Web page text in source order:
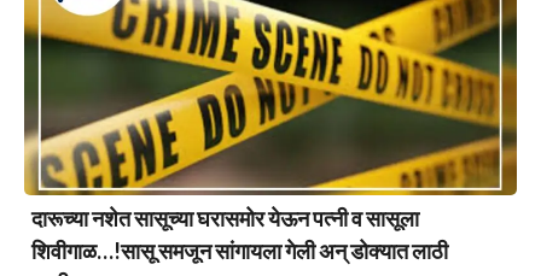
दारूच्या नशेत सासूच्या घरासमोर येऊन पत्नी व सासूला
शिवीगाळ…!सासू समजून सांगायला गेली अन् डोक्यात लाठी